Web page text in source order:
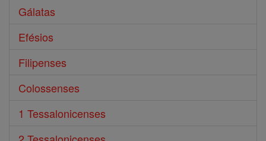
Gálatas
Efésios
Filipenses
Colossenses
1 Tessalonicenses